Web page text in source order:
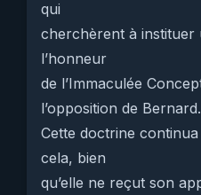
qui
cherchèrent à instituer
l’honneur
de l’Immaculée
l’opposition de Bernard.
Cette doctrine
cela, bien
qu’elle ne reçut son